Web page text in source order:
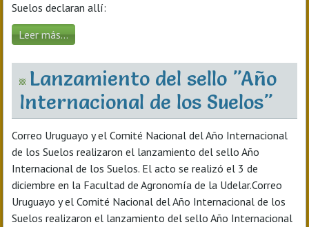
Suelos declaran allí:
Leer más...
Lanzamiento del sello "Año
Internacional de los Suelos"
Correo Uruguayo y el Comité Nacional del Año Internacional
de los Suelos realizaron el lanzamiento del sello Año
Internacional de los Suelos. El acto se realizó el 3 de
diciembre en la Facultad de Agronomía de la Udelar.Correo
Uruguayo y el Comité Nacional del Año Internacional de los
Suelos realizaron el lanzamiento del sello Año Internacional